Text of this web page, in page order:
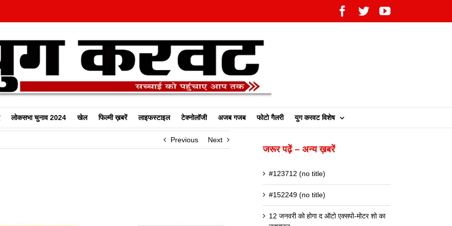
Facebook
TwitterYouTube
लोकसभा चुनाव 2024 खेल फिल्‍मी ख़बरें लाइफस्टाइल टेक्नोलॉजी अजब गजब फोटो गैलरी युग करवट विशेष
Previous Next
जरूर पढ़ें – अन्य ख़बरें
#123712 (no title)
#152249 (no title)
12 जनवरी को होगा द ऑटो एक्सपो-मोटर शो का